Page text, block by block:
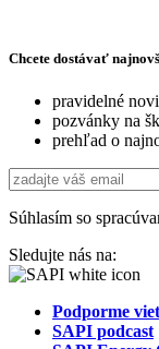
Chcete dostávať
pravidelné
pozvánky na
prehľad o
Súhlasím so
Sledujte nás na:
Podporme
SAPI podcast